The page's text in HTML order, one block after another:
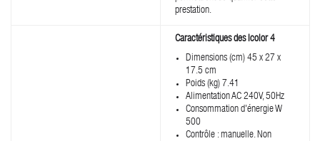
prestation.
Caractéristiques des Icolor 4
Dimensions (cm) 45 x 27 x
17.5 cm
Poids (kg) 7.41
Alimentation AC 240V, 50Hz
Consommation d'énergie W
500
Contrôle : manuelle. Non